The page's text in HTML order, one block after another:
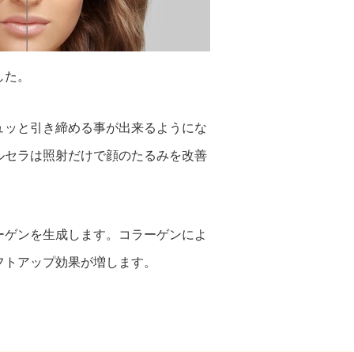
。
と引き締める事が出来るようにな
ラは照射だけで顔のたるみを改善
ンを生成します。コラーゲンによ
アップ効果が増します。